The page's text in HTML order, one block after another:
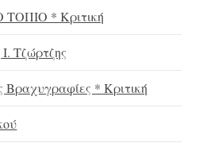
* Κριτική
Τζώρτζης
Βραχυγραφίες * Κριτική